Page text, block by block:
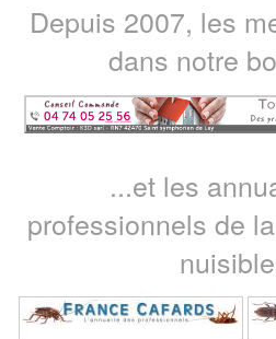
Depuis 2007, les
dans notre
...et les
professionnels de